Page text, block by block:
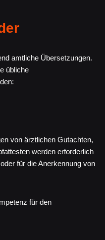
amtliche Übersetzungen.
übliche
von ärztlichen Gutachten,
werden erforderlich
für die Anerkennung von
für den